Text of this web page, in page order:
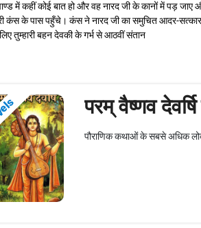
में कहीं कोई बात हो और वह नारद जी के कानों में पड़
कंस के पास पहुँचे। कंस ने नारद जी का समुचित आदर-
तुम्हारी बहन देवकी के गर्भ से आठवीं संतान
परम् वैष्णव
पौराणिक कथाओं के सबसे अधिक